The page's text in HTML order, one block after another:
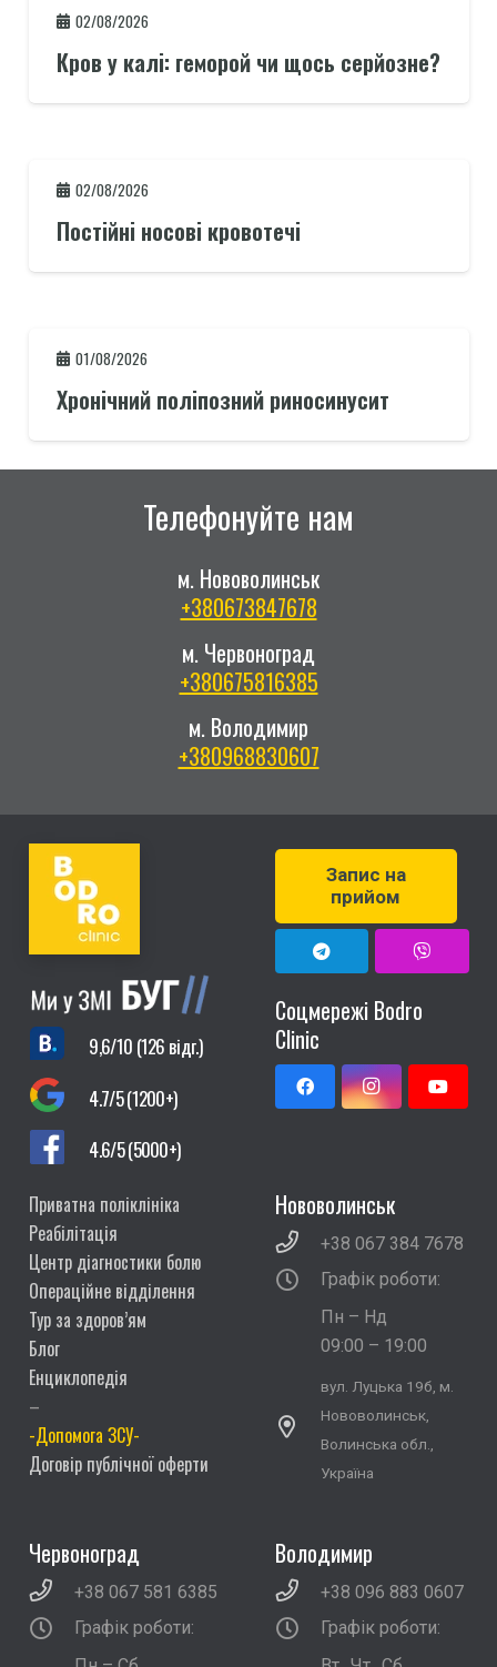
02/08/2026
Кров у калі: геморой чи щось серйозне?
02/08/2026
Постійні носові кровотечі
01/08/2026
Хронічний поліпозний риносинусит
Телефонуйте нам
м. Нововолинськ
+380673847678
м. Червоноград
+380675816385
м. Володимир
+380968830607
9,6/10 (126 відг.)
4.7/5 (1200+)
4.6/5 (5000+)
Запис на
прийом
Соцмережі Bodro
Clinic
Приватна поліклініка
Реабілітація
Центр діагностики болю
Операційне відділення
Тур за здоров’ям
Блог
Енциклопедія
–
-Допомога ЗСУ-
Договір публічної оферти
Нововолинськ
+38 067 384 7678
Графік роботи:
Пн – Нд
09:00 – 19:00
вул. Луцька 19б, м.
Нововолинськ,
Волинська обл.,
Україна
Червоноград
+38 067 581 6385
Графік роботи:
Володимир
+38 096 883 0607
Графік роботи: